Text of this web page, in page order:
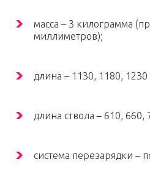
масса – 3 килограмма
миллиметров);
длина – 1130, 1180,
длина ствола – 610,
система перезарядки –